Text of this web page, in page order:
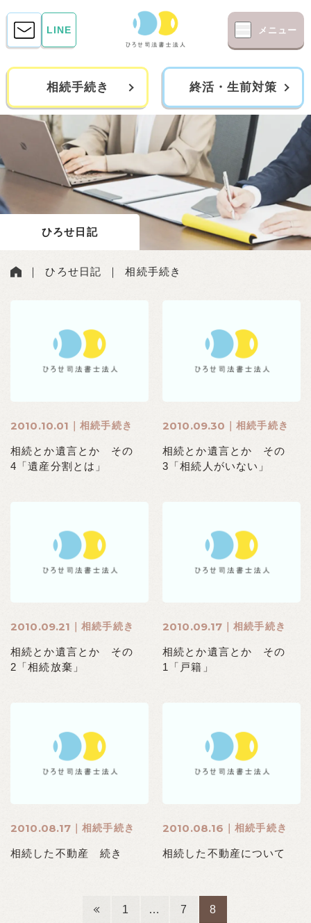
LINE メニュー
相続手続き 終活・生前対策
ひろせ日記
｜ひろせ日記 ｜相続手続き
2010.10.01 相続手続き
相続とか遺言とか その
4「遺産分割とは」
2010.09.30 相続手続き
相続とか遺言とか その
3「相続人がいない」
2010.09.21 相続手続き
相続とか遺言とか その
2「相続放棄」
2010.09.17 相続手続き
相続とか遺言とか その
1「戸籍」
2010.08.17 相続手続き
相続した不動産 続き
2010.08.16 相続手続き
相続した不動産について
1 … 7 8